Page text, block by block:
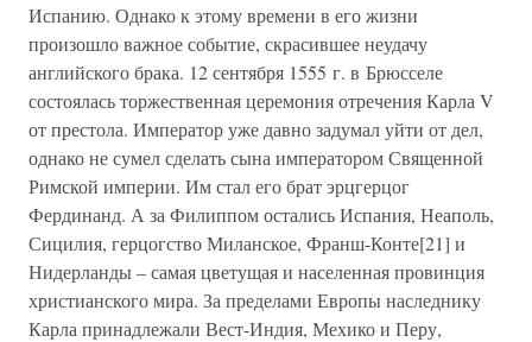
Испанию. Однако к этому времени в его жизни
произошло важное событие, скрасившее неудачу
английского брака. 12 сентября 1555 г. в Брюсселе
состоялась торжественная церемония отречения Карла V
от престола. Император уже давно задумал уйти от дел,
однако не сумел сделать сына императором Священной
Римской империи. Им стал его брат эрцгерцог
Фердинанд. А за Филиппом остались Испания, Неаполь,
Сицилия, герцогство Миланское, Франш-Конте[21] и
Нидерланды – самая цветущая и населенная провинция
христианского мира. За пределами Европы наследнику
Карла принадлежали Вест-Индия, Мехико и Перу,